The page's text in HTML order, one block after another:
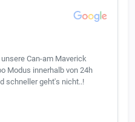
Can-am Maverick
Modus innerhalb von 24h
schneller geht's nicht..!